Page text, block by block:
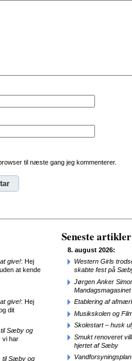
til næste gang jeg kommenterer.
give!: Hej
at kende
give!: Hej
dit
Sæby og
vi har
til Sæby og
Seneste artikler
8. august 2026:
Western Girls
skabte fest på
Jørgen Anker
Mandagsmagasinet
Etablering af
Musikskolen og
Skolestart – husk
Smukt renoveret
hjertet af Sæby